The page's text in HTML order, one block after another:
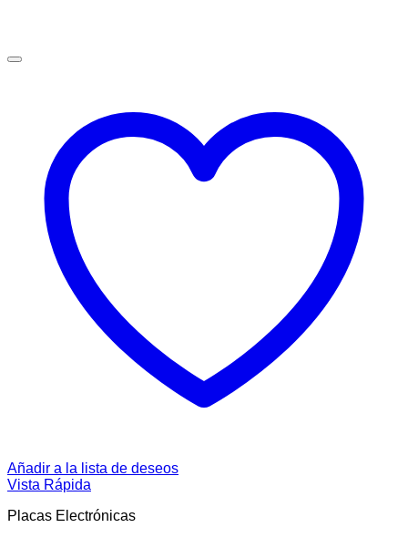
Añadir a la lista de deseos
Vista Rápida
Placas Electrónicas